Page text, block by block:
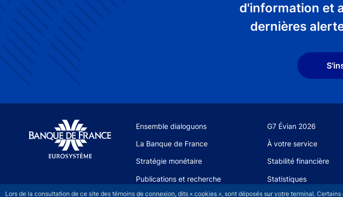
Lors de la consultation de ce site des témoins de connexion, dits « cookies », sont déposés sur votre terminal.
d'information et
dernières
Site navigation
Ensemble dialoguons G7 Évian 2026
La Banque de France À votre service
Stratégie monétaire Stabilité financière
Publications et recherche Statistiques